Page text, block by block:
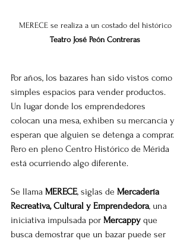
MERECE se realiza a un costado del histórico
Teatro José Peón Contreras
Por años, los bazares han sido vistos como
simples espacios para vender productos.
Un lugar donde los emprendedores
colocan una mesa, exhiben su mercancía y
esperan que alguien se detenga a comprar.
Pero en pleno Centro Histórico de Mérida
está ocurriendo algo diferente.
Se llama MERECE, siglas de Mercadería
Recreativa, Cultural y Emprendedora, una
iniciativa impulsada por Mercappy que
busca demostrar que un bazar puede ser